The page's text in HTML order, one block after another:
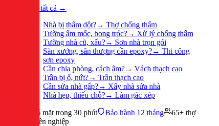
Xem tất cả →
Nhà bị thấm dột?→ Thợ chống thấm
Tường ẩm mốc, bong tróc?→ Xử lý chống thấm
Tường nhà cũ, xấu?→ Sơn nhà trọn gói
Sàn xưởng, sân thượng cần epoxy?→ Thi công
sơn epoxy
Cần chia phòng, cách âm?→ Vách thạch cao
Trần bị ố, nứt?→ Trần thạch cao
Cần sửa nhà gấp?→ Xây nhà sửa nhà
Nhà hẹp, thiếu chỗ?→ Làm gác xép
Có mặt trong 30 phút Bảo hành 12 tháng
65+ thợ
chuyên nghiệp